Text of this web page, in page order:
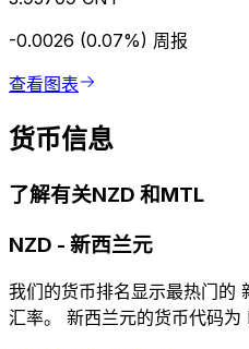
-0.0026 (0.07%) 周报
查看图表
货币信息
了解有关NZD 和MTL
NZD - 新西兰元
我们的货币排名显示最热门的
汇率。 新西兰元的货币代码为